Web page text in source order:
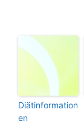
Diätinformation
en